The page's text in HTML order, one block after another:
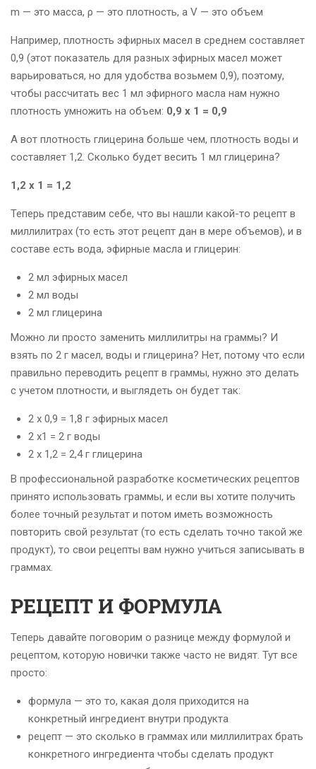
m — это масса, ρ — это плотность, а V — это объем
Например, плотность эфирных масел в среднем составляет
0,9 (этот показатель для разных эфирных масел может
варьироваться, но для удобства возьмем 0,9), поэтому,
чтобы рассчитать вес 1 мл эфирного масла нам нужно
плотность умножить на объем: 0,9 х 1 = 0,9
А вот плотность глицерина больше чем, плотность воды и
составляет 1,2. Сколько будет весить 1 мл глицерина?
1,2 х 1 = 1,2
Теперь представим себе, что вы нашли какой-то рецепт в
миллилитрах (то есть этот рецепт дан в мере объемов), и в
составе есть вода, эфирные масла и глицерин:
2 мл эфирных масел
2 мл воды
2 мл глицерина
Можно ли просто заменить миллилитры на граммы? И
взять по 2 г масел, воды и глицерина? Нет, потому что если
правильно переводить рецепт в граммы, нужно это делать
с учетом плотности, и выглядеть он будет так:
2 х 0,9 = 1,8 г эфирных масел
2 х1 = 2 г воды
2 х 1,2 = 2,4 г глицерина
В профессиональной разработке косметических рецептов
принято использовать граммы, и если вы хотите получить
более точный результат и потом иметь возможность
повторить свой результат (то есть сделать точно такой же
продукт), то свои рецепты вам нужно учиться записывать в
граммах.
РЕЦЕПТ И ФОРМУЛА
Теперь давайте поговорим о разнице между формулой и
рецептом, которую новички также часто не видят. Тут все
просто:
формула — это то, какая доля приходится на
конкретный ингредиент внутри продукта
рецепт — это сколько в граммах или миллилитрах брать
конкретного ингредиента чтобы сделать продукт